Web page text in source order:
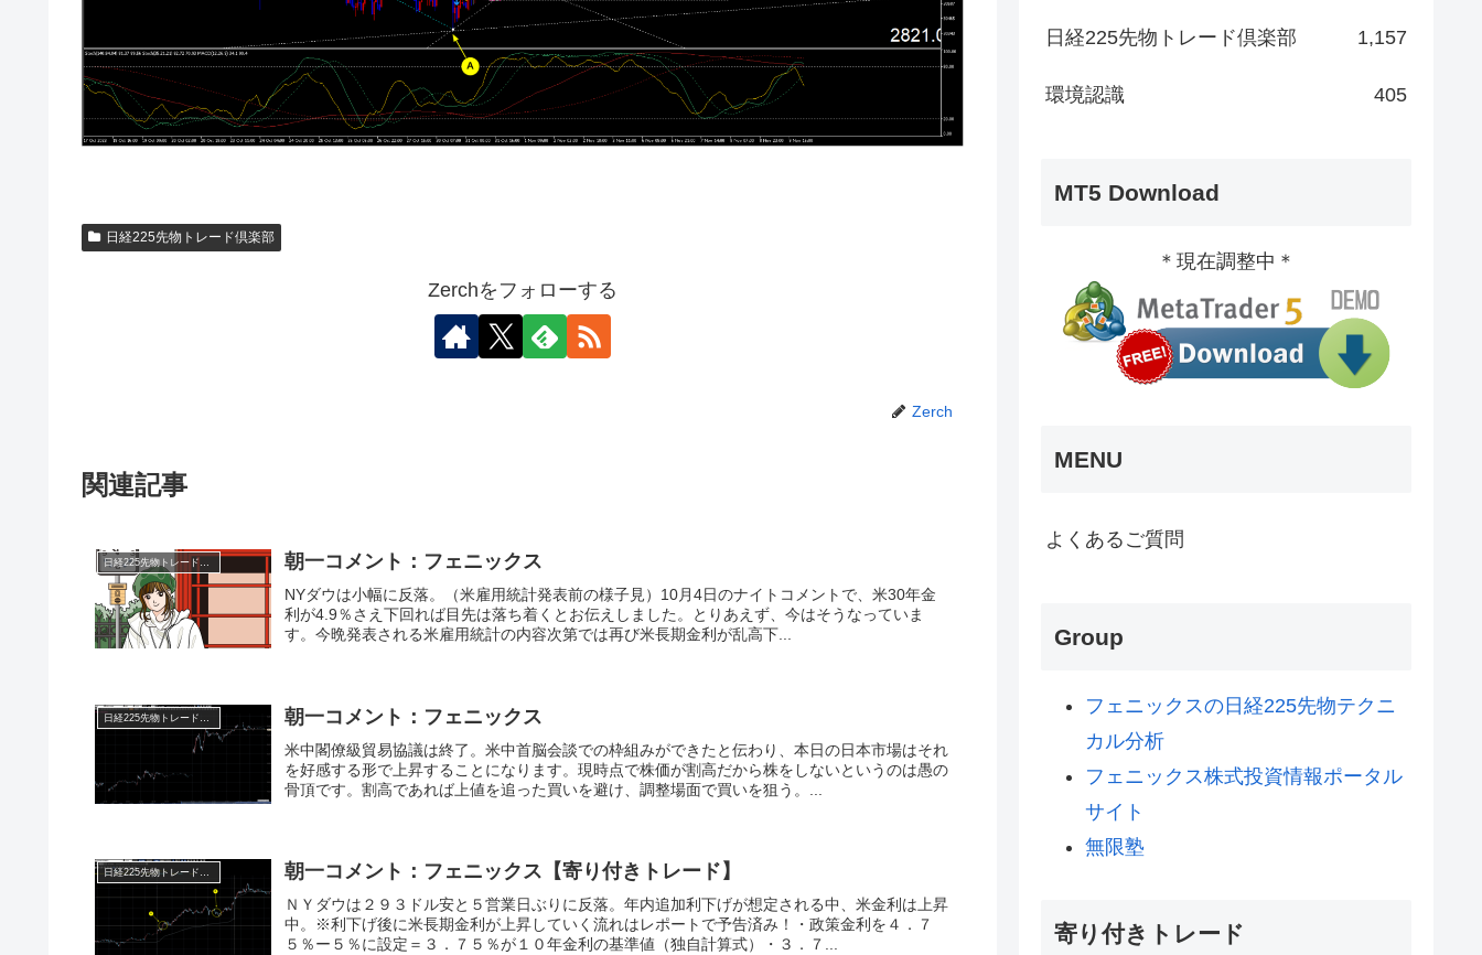
日経225先物トレード倶楽部
Zerchをフォローする
Zerch
関連記事
日経225先物トレード倶楽部 朝一コメント：フェニックス
NYダウは小幅に反落。（米雇用統計発表前の様子見）10月4日のナイトコメントで、米30年金
利が4.9％さえ下回れば目先は落ち着くとお伝えしました。とりあえず、今はそうなっていま
す。今晩発表される米雇用統計の内容次第では再び米長期金利が乱高下...
朝一コメント：フェニックス
米中閣僚級貿易協議は終了。米中首脳会談での枠組みができたと伝わり、本日の日本市場はそれ
を好感する形で上昇することになります。現時点で株価が割高だから株をしないというのは愚の
骨頂です。割高であれば上値を追った買いを避け、調整場面で買いを狙う。...
日経225先物トレード倶楽部 朝一コメント：フェニックス【寄り付きトレード】
ＮＹダウは２９３ドル安と５営業日ぶりに反落。年内追加利下げが想定される中、米金利は上昇
中。※利下げ後に米長期金利が上昇していく流れはレポートで予告済み！・政策金利を４．７
５％ー５％に設定＝３．７５％が１０年金利の基準値（独自計算式）・３．７...
日経225先物トレード倶楽部 1,157
環境認識 405
MT5 Download
＊現在調整中＊
MENU
よくあるご質問
Group
フェニックスの日経225先物テクニ
カル分析
フェニックス株式投資情報ポータル
サイト
無限塾
寄り付きトレード